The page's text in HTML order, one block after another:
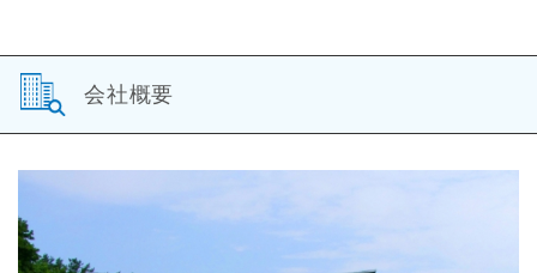
会社概要